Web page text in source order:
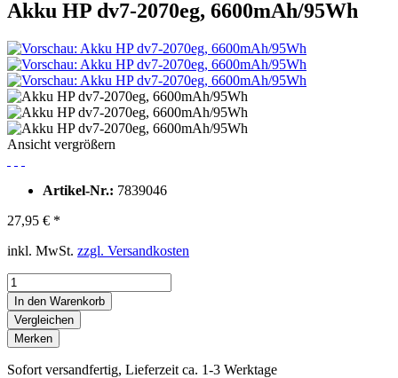
Akku HP dv7-2070eg, 6600mAh/95Wh
Ansicht vergrößern
Artikel-Nr.: 7839046
27,95 € *
inkl. MwSt. zzgl. Versandkosten
In den Warenkorb
Vergleichen
Merken
Sofort versandfertig, Lieferzeit ca. 1-3 Werktage